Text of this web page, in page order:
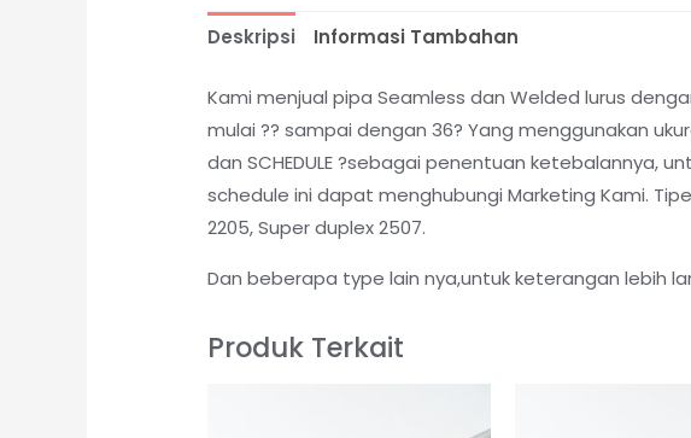
Deskripsi Informasi Tambahan
Kami menjual pipa Seamless dan Welded lurus
mulai ?? sampai dengan 36? Yang menggunakan
dan SCHEDULE ?sebagai penentuan ketebalannya,
schedule ini dapat menghubungi Marketing Kami. Tipe
2205, Super duplex 2507.
Dan beberapa type lain nya,untuk keterangan lebih
Produk Terkait